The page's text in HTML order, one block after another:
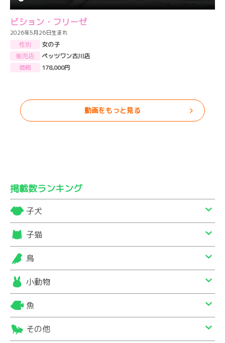
ビション・フリーゼ
2026年5月26日生まれ
性別
女の子
販売店
ペッツワン古川店
価格
178,000円
動画をもっと見る
掲載数ランキング
子犬
子猫
鳥
小動物
魚
その他